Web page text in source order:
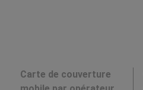
Carte de couverture